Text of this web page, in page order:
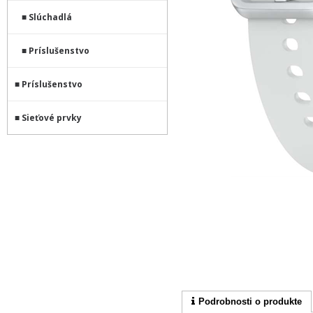
Slúchadlá
Príslušenstvo
Príslušenstvo
Sieťové prvky
Podrobnosti o produkte